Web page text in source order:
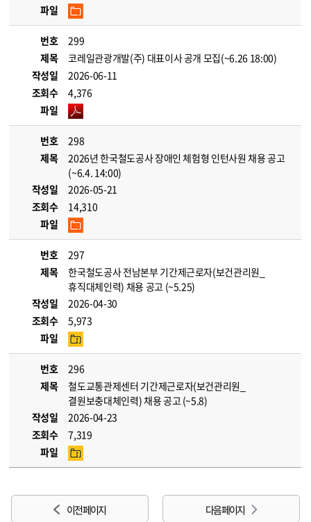
파일
번호
299
제목
코레일관광개발(주) 대표이사 공개 모집(~6.26 18:00)
작성일
2026-06-11
조회수
4,376
파일
번호
298
제목
2026년 한국철도공사 장애인 체험형 인턴사원 채용 공고
(~6.4. 14:00)
작성일
2026-05-21
조회수
14,310
파일
번호
297
제목
한국철도공사 전남본부 기간제근로자(보건관리원_
휴직대체인력) 채용 공고 (~5.25)
작성일
2026-04-30
조회수
5,973
파일
번호
296
제목
철도교통관제센터 기간제근로자(보건관리원_
결원보충대체인력) 채용 공고 (~5.8)
작성일
2026-04-23
조회수
7,319
파일
이전 페이지 다음 페이지